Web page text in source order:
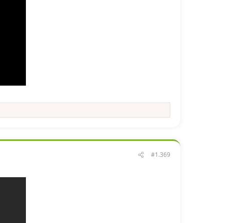
#1.369